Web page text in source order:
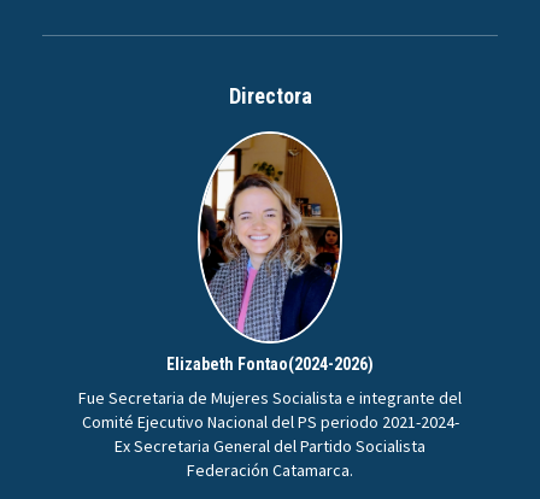
Directora
Elizabeth Fontao(2024-2026)
Fue Secretaria de Mujeres Socialista e integrante del
Comité Ejecutivo Nacional del PS periodo 2021-2024-
Ex Secretaria General del Partido Socialista
Federación Catamarca.